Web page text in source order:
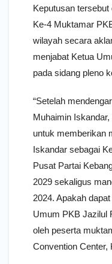
Keputusan
Ke-4 Muktamar
wilayah secara
menjabat Ketua
pada sidang pleno
“Setelah
Muhaimin
untuk memberikan
Iskandar sebagai
Pusat Partai
2029 sekaligus
2024. Apakah
Umum PKB Jazilul
oleh peserta
Convention Center,